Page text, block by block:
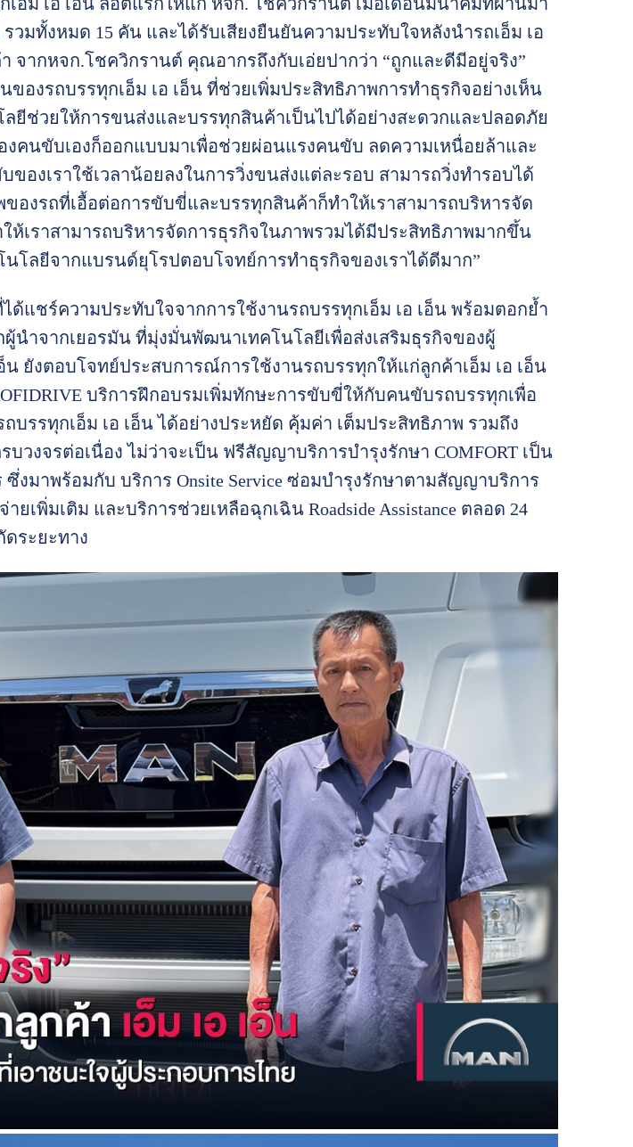
วมทั้งหมด 15 คัน และได้รับเสียงยืนยันความประทับใจหลังนำรถเอ็ม เอ
จากหจก.โชควิกรานต์ คุณอากรถึงกับเอ่ยปากว่า “ถูกและดีมีอยู่จริง”
องรถบรรทุกเอ็ม เอ เอ็น ที่ช่วยเพิ่มประสิทธิภาพการทำธุรกิจอย่างเห็น
ยีช่วยให้การขนส่งและบรรทุกสินค้าเป็นไปได้อย่างสะดวกและปลอดภัย
คนขับเองก็ออกแบบมาเพื่อช่วยผ่อนแรงคนขับ ลดความเหนื่อยล้าและ
องเราใช้เวลาน้อยลงในการวิ่งขนส่งแต่ละรอบ สามารถวิ่งทำรอบได้
องรถที่เอื้อต่อการขับขี่และบรรทุกสินค้าก็ทำให้เราสามารถบริหารจัด
เราสามารถบริหารจัดการธุรกิจในภาพรวมได้มีประสิทธิภาพมากขึ้น
นโลยีจากแบรนด์ยุโรปตอบโจทย์การทำธุรกิจของเราได้ดีมาก”
ด้แชร์ความประทับใจจากการใช้งานรถบรรทุกเอ็ม เอ เอ็น พร้อมตอกย้ำ
ผู้นำจากเยอรมัน ที่มุ่งมั่นพัฒนาเทคโนโลยีเพื่อส่งเสริมธุรกิจของผู้
น ยังตอบโจทย์ประสบการณ์การใช้งานรถบรรทุกให้แก่ลูกค้าเอ็ม เอ เอ็น
บริการฝึกอบรมเพิ่มทักษะการขับขี่ให้กับคนขับรถบรรทุกเพื่อ
บรรทุกเอ็ม เอ เอ็น ได้อย่างประหยัด คุ้มค่า เต็มประสิทธิภาพ รวมถึง
วงจรต่อเนื่อง ไม่ว่าจะเป็น ฟรีสัญญาบริการบำรุงรักษา COMFORT เป็น
ซึ่งมาพร้อมกับ บริการ Onsite Service ซ่อมบำรุงรักษาตามสัญญาบริการ
เพิ่มเติม และบริการช่วยเหลือฉุกเฉิน Roadside Assistance ตลอด 24
ดระยะทาง